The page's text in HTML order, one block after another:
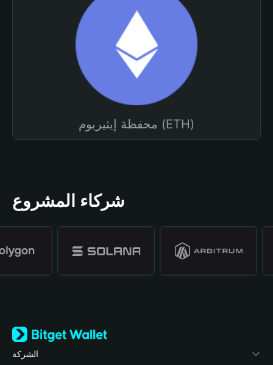
محفظة إيثيريوم (ETH)
شركاء المشروع
الشركة